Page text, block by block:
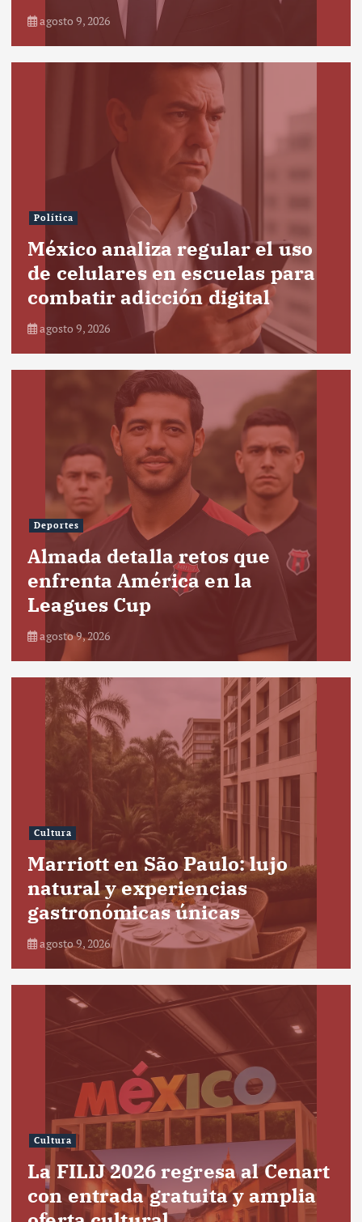
agosto 9, 2026
Política
México analiza regular el uso
de celulares en escuelas para
combatir adicción digital
agosto 9, 2026
Deportes
Almada detalla retos que
enfrenta América en la
Leagues Cup
agosto 9, 2026
Cultura
Marriott en São Paulo: lujo
natural y experiencias
gastronómicas únicas
agosto 9, 2026
Cultura
La FILIJ 2026 regresa al Cenart
con entrada gratuita y amplia